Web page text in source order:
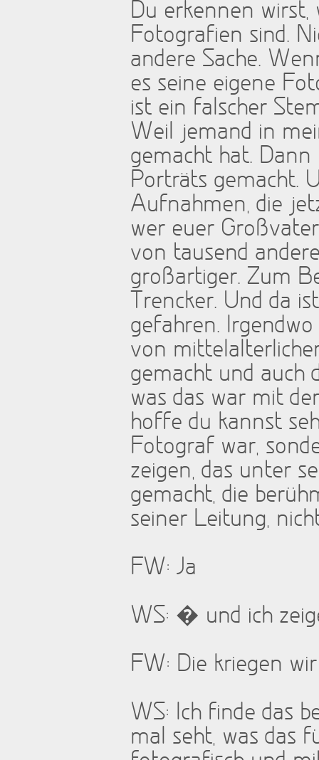
Du erkennen wirst,
Fotografien sind.
andere Sache.
es seine eigene
ist ein falscher
Weil jemand in
gemacht hat.
Porträts gemacht.
Aufnahmen, die
wer euer
von tausend
großartiger. Zum
Trencker. Und da
gefahren.
von
gemacht und auch
was das war mit
hoffe du kannst
Fotograf war,
zeigen, das unter
gemacht, die
seiner Leitung,
FW: Ja
WS: � und ich
FW: Die kriegen
WS: Ich finde das
mal seht, was das